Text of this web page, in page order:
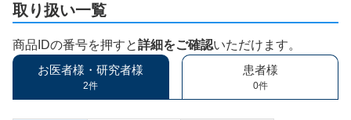
取り扱い一覧
商品IDの番号を押すと詳細をご確認いただけます。
お医者様・研究者様
2件
患者様
0件